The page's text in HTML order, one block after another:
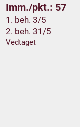
Imm./pkt.: 57
1. beh. 3/5
2. beh. 31/5
Vedtaget